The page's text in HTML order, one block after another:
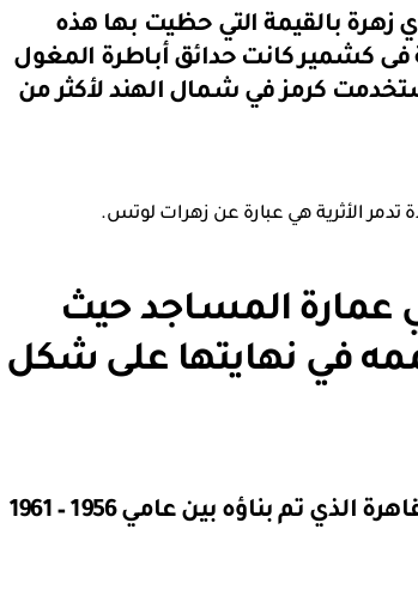
زهرة بالقيمة التي حظيت بها هذه
فى كشمير كانت حدائق أباطرة المغول
استخدمت كرمز في شمال الهند لأكثر من
الأثرية هي عبارة عن زهرات لوتس.
عمارة المسـاجد حيث
في نهايتها على شكل
ومن المعالم الحديثة التي استلهمت شكل زهرة اللوتس برج القاهرة الذي تم بناؤه بين عامي 1956 – 1961